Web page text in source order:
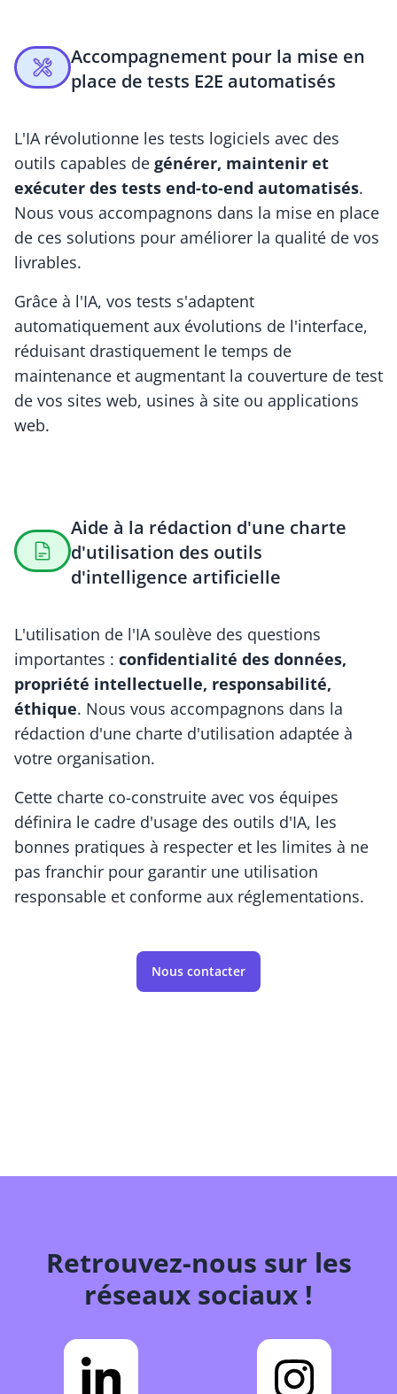
Accompagnement pour la mise en
place de tests E2E automatisés
L'IA révolutionne les tests logiciels avec des
outils capables de générer, maintenir et
exécuter des tests end-to-end automatisés.
Nous vous accompagnons dans la mise en place
de ces solutions pour améliorer la qualité de vos
livrables.
Grâce à l'IA, vos tests s'adaptent
automatiquement aux évolutions de l'interface,
réduisant drastiquement le temps de
maintenance et augmentant la couverture de test
de vos sites web, usines à site ou applications
web.
Aide à la rédaction d'une charte
d'utilisation des outils
d'intelligence artificielle
L'utilisation de l'IA soulève des questions
importantes : confidentialité des données,
propriété intellectuelle, responsabilité,
éthique. Nous vous accompagnons dans la
rédaction d'une charte d'utilisation adaptée à
votre organisation.
Cette charte co-construite avec vos équipes
définira le cadre d'usage des outils d'IA, les
bonnes pratiques à respecter et les limites à ne
pas franchir pour garantir une utilisation
responsable et conforme aux réglementations.
Nous contacter
Retrouvez-nous sur les
réseaux sociaux !